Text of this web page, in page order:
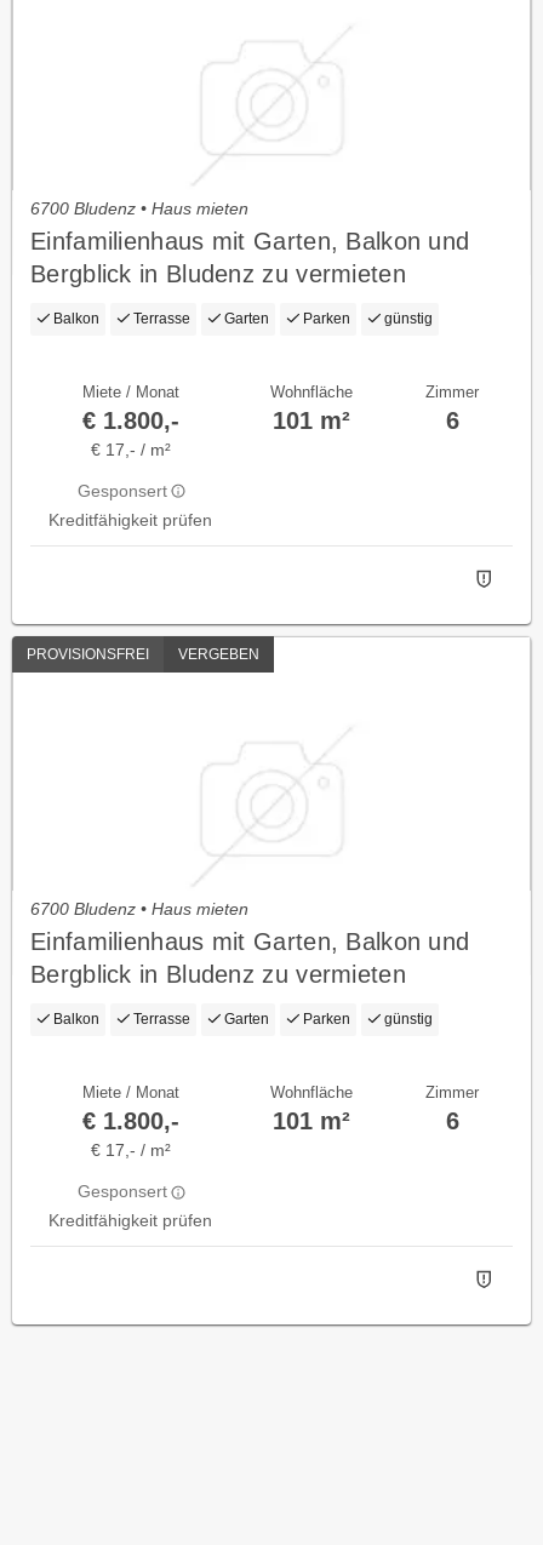
6700 Bludenz • Haus mieten
Einfamilienhaus mit Garten, Balkon und
Bergblick in Bludenz zu vermieten
Balkon Terrasse Garten Parken günstig
Miete / Monat
€ 1.800,-
€ 17,- / m²
Gesponsert
Kreditfähigkeit prüfen
Wohnfläche
101 m²
Zimmer
6
PROVISIONSFREI VERGEBEN
6700 Bludenz • Haus mieten
Einfamilienhaus mit Garten, Balkon und
Bergblick in Bludenz zu vermieten
Balkon Terrasse Garten Parken günstig
Miete / Monat
€ 1.800,-
€ 17,- / m²
Gesponsert
Kreditfähigkeit prüfen
Wohnfläche
101 m²
Zimmer
6